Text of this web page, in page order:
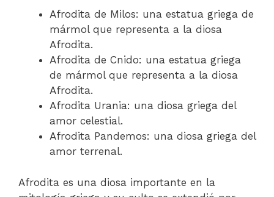
Afrodita de Milos: una estatua griega de
mármol que representa a la diosa
Afrodita.
Afrodita de Cnido: una estatua griega
de mármol que representa a la diosa
Afrodita.
Afrodita Urania: una diosa griega del
amor celestial.
Afrodita Pandemos: una diosa griega del
amor terrenal.
Afrodita es una diosa importante en la